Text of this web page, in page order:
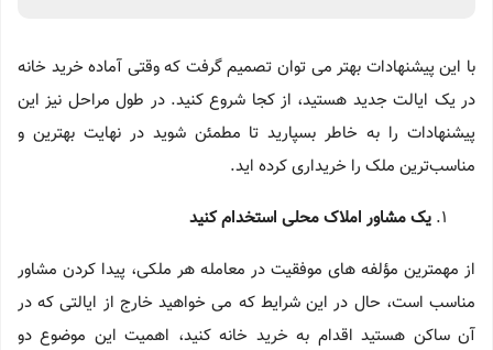
با این پیشنهادات بهتر می توان تصمیم گرفت که وقتی آماده خرید خانه
در یک ایالت جدید هستید، از کجا شروع کنید. در طول مراحل نیز این
پیشنهادات را به خاطر بسپارید تا مطمئن شوید در نهایت بهترین و
مناسب‌ترین ملک را خریداری کرده اید.
یک مشاور املاک محلی استخدام کنید
از مهمترین مؤلفه های موفقیت در معامله هر ملکی، پیدا کردن مشاور
مناسب است، حال در این شرایط که می خواهید خارج از ایالتی که در
آن ساکن هستید اقدام به خرید خانه کنید، اهمیت این موضوع دو